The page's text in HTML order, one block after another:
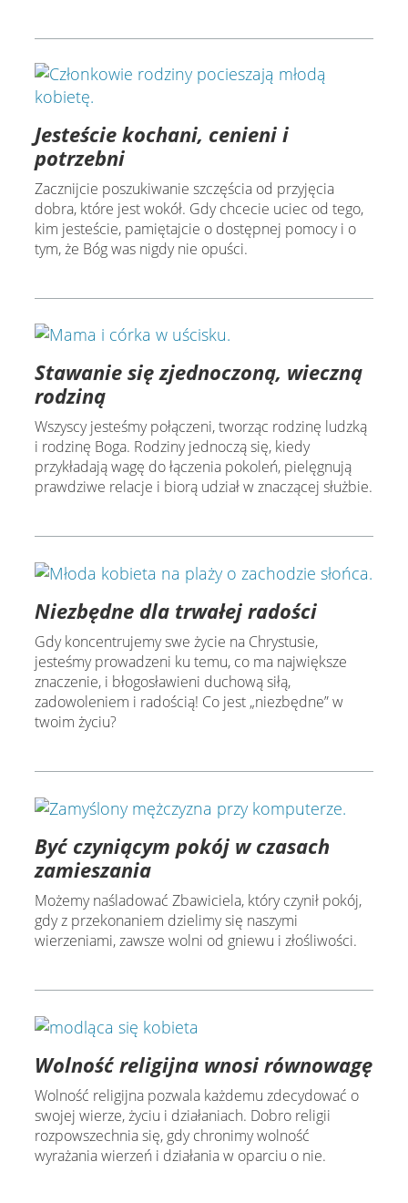
Jesteście kochani, cenieni i
potrzebni
Zacznijcie poszukiwanie szczęścia od przyjęcia
dobra, które jest wokół. Gdy chcecie uciec od tego,
kim jesteście, pamiętajcie o dostępnej pomocy i o
tym, że Bóg was nigdy nie opuści.
Stawanie się zjednoczoną, wieczną
rodziną
Wszyscy jesteśmy połączeni, tworząc rodzinę ludzką
i rodzinę Boga. Rodziny jednoczą się, kiedy
przykładają wagę do łączenia pokoleń, pielęgnują
prawdziwe relacje i biorą udział w znaczącej służbie.
Niezbędne dla trwałej radości
Gdy koncentrujemy swe życie na Chrystusie,
jesteśmy prowadzeni ku temu, co ma największe
znaczenie, i błogosławieni duchową siłą,
zadowoleniem i radością! Co jest „niezbędne” w
twoim życiu?
Być czyniącym pokój w czasach
zamieszania
Możemy naśladować Zbawiciela, który czynił pokój,
gdy z przekonaniem dzielimy się naszymi
wierzeniami, zawsze wolni od gniewu i złośliwości.
Wolność religijna wnosi równowagę
Wolność religijna pozwala każdemu zdecydować o
swojej wierze, życiu i działaniach. Dobro religii
rozpowszechnia się, gdy chronimy wolność
wyrażania wierzeń i działania w oparciu o nie.